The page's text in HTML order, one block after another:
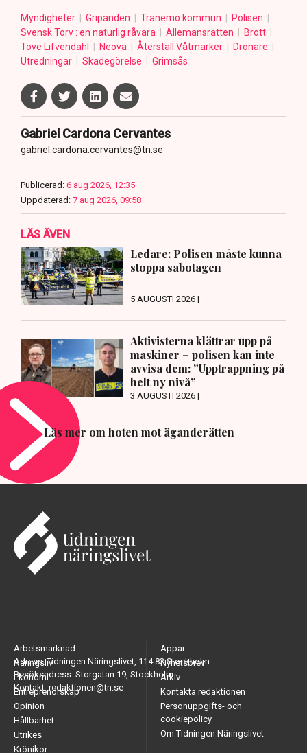
Myndigheter Gripanden Tranemo kommun
Polisen
Svensk Torv : en naturlig råvara
Allemansrätten
Brott
Tove Lifvendahl
Neova Återställ Våtmarker
Drönare
Utredningar
Skadegörelse Grimsås
Gabriel Cardona Cervantes
gabriel.cardona.cervantes@tn.se
Publicerad: 6 aug 2026, 12:35
Uppdaterad: 7 aug 2026, 09:58
LÄS ÄVEN
Ledare: Polisen måste kunna
stoppa sabotagen
5 AUGUSTI 2026 |
Aktivisterna klättrar upp på
maskiner – polisen kan inte
avvisa dem: ”Upptrappning på
helt ny nivå”
3 AUGUSTI 2026 |
Läs mer om hoten mot äganderätten
Adress: Tidningen Näringslivet, 114 82 Stockholm
Besöksadress: Storgatan 19, Stockholm
Kontakt: redaktionen@tn.se
Arbetsmarknad
Näringsliv
Ekonomi
Entreprenörskap
Opinion
Hållbarhet
Utrikes
Krönikor
Appar
Nyhetsbrev
Arkiv
Kontakta redaktionen
Personuppgifts- och
cookiepolicy
Om Tidningen Näringslivet